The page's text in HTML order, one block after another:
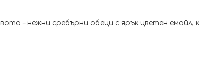
– нежни сребърни обеци с ярък цветен емайл,